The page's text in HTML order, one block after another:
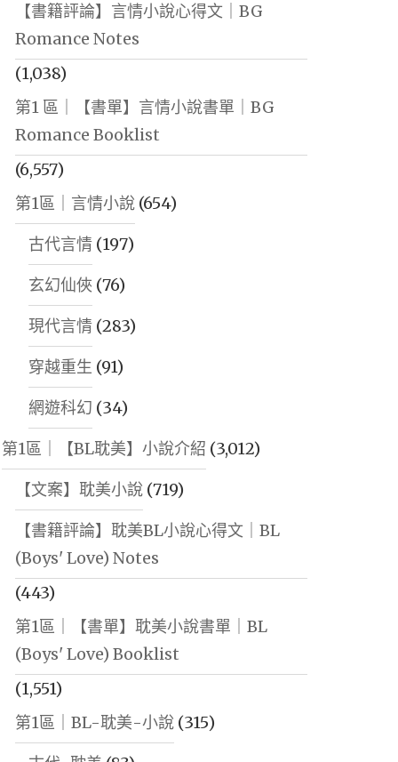
【書籍評論】言情小說心得文｜BG
Romance Notes
(1,038)
第1 區｜【書單】言情小說書單｜BG
Romance Booklist
(6,557)
第1區｜言情小說(654)
古代言情(197)
玄幻仙俠 (76)
現代言情(283)
穿越重生 (91)
網遊科幻 (34)
第1區｜【BL耽美】小說介紹 (3,012)
【文案】耽美小說(719)
【書籍評論】耽美BL小說心得文｜BL
(Boys' Love) Notes
(443)
第1區｜【書單】耽美小說書單｜BL
(Boys' Love) Booklist
(1,551)
第1區｜BL-耽美-小說(315)